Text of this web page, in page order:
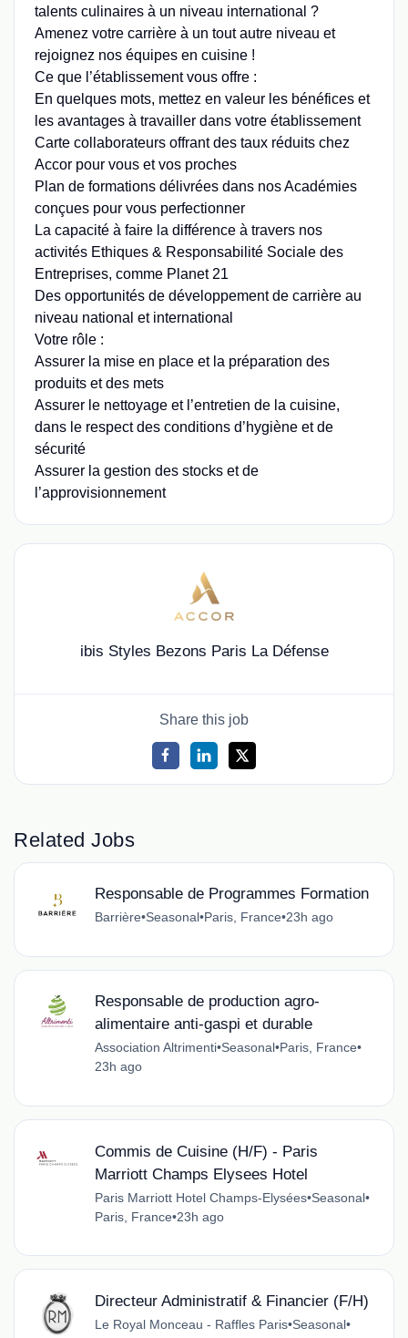
talents culinaires à un niveau international ?
Amenez votre carrière à un tout autre niveau et
rejoignez nos équipes en cuisine !
Ce que l’établissement vous offre :
En quelques mots, mettez en valeur les bénéfices et
les avantages à travailler dans votre établissement
Carte collaborateurs offrant des taux réduits chez
Accor pour vous et vos proches
Plan de formations délivrées dans nos Académies
conçues pour vous perfectionner
La capacité à faire la différence à travers nos
activités Ethiques & Responsabilité Sociale des
Entreprises, comme Planet 21
Des opportunités de développement de carrière au
niveau national et international
Votre rôle :
Assurer la mise en place et la préparation des
produits et des mets
Assurer le nettoyage et l’entretien de la cuisine,
dans le respect des conditions d’hygiène et de
sécurité
Assurer la gestion des stocks et de
l’approvisionnement
ibis Styles Bezons Paris La Défense
Share this job
Related Jobs
Responsable de Programmes Formation
Barrière•Seasonal•Paris, France•23h ago
Responsable de production agro-
alimentaire anti-gaspi et durable
Association Altrimenti•Seasonal•Paris, France•
23h ago
Commis de Cuisine (H/F) - Paris
Marriott Champs Elysees Hotel
Paris Marriott Hotel Champs-Elysées•Seasonal•
Paris, France•23h ago
Directeur Administratif & Financier (F/H)
Le Royal Monceau - Raffles Paris•Seasonal•